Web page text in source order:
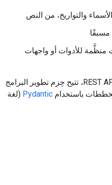
والتواريخ، من النص
منظَّمة للأدوات أو واجهات
بالإضافة إلى إتاحة استخدام JSON Schema في واجهة REST API، تتيح حِزم تطوير البرامج
Pydantic (لغة